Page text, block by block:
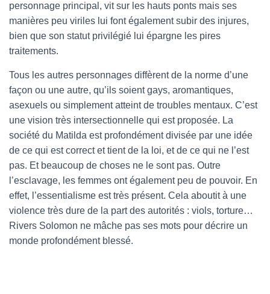
personnage principal, vit sur les hauts ponts mais ses
manières peu viriles lui font également subir des injures,
bien que son statut privilégié lui épargne les pires
traitements.
Tous les autres personnages diffèrent de la norme d’une
façon ou une autre, qu’ils soient gays, aromantiques,
asexuels ou simplement atteint de troubles mentaux. C’est
une vision très intersectionnelle qui est proposée. La
société du Matilda est profondément divisée par une idée
de ce qui est correct et tient de la loi, et de ce qui ne l’est
pas. Et beaucoup de choses ne le sont pas. Outre
l’esclavage, les femmes ont également peu de pouvoir. En
effet, l’essentialisme est très présent. Cela aboutit à une
violence très dure de la part des autorités : viols, torture…
Rivers Solomon ne mâche pas ses mots pour décrire un
monde profondément blessé.